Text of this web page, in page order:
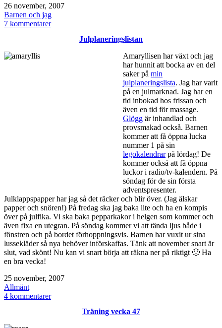
Publicerat
den
26 november, 2007
Kategoriserat
som
Barnen och jag
7 kommentarertill
Julplaneringslistan
Amaryllisen har växt och jag
har hunnit att bocka av en del
saker på min
julplaneringslista. Jag har varit
på en julmarknad. Jag har en
tid inbokad hos frissan och
även en tid för massage.
Glögg är inhandlad och
provsmakad också. Barnen
kommer att få öppna lucka
nummer 1 på sin
legokalendrarpå lördag! De
kommer också att få öppna
luckor i radio/tv-kalendern. På
söndag för de sin första
adventspresenter.
Julklappspapper har jag så det räcker och blir över. (Jag älskar
papper och snören!) På fredag ska jag baka lite och ha en kompis
över på julfika. Vi ska baka pepparkakor i helgen som kommer och
även fixa en utegran. På söndag kommer vi att tända ljus både i
fönstren och på bordet förhoppningsvis. Barnen har vuxit ur sina
lussekläder så nya behöver införskaffas. Tänk att november snart är
slut, vad skönt! Nu kan vi snart börja att räkna ner på riktigt 🙂 Ha
en bra vecka!
Publicerat
den
25 november, 2007
Kategoriserat
som
Allmänt
4 kommentarertill
Träning vecka 47